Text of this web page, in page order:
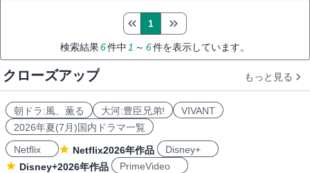
検索結果6件中 1 ～ 6件を表示しています。
1
クローズアップ もっと見る
朝ドラ:風、薫る 大河:豊臣兄弟!
VIVANT
2026年夏(7月)国内ドラマ一覧
Netflix
Netflix2026年作品
Disney+
Disney+2026年作品
PrimeVideo